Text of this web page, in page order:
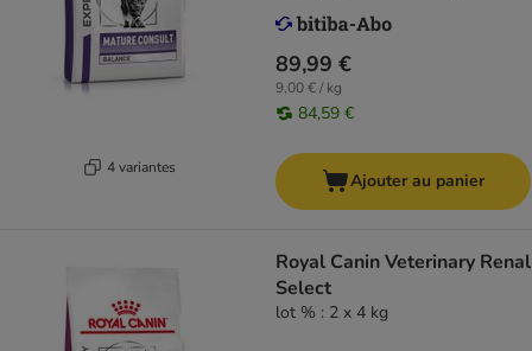
4 variantes
89,99 €
9,00 € / kg
84,59 €
Ajouter au panier
Royal Canin Veterinary Renal
Select
lot % : 2 x 4 kg